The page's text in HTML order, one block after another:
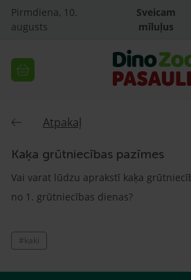
Pirmdiena, 10.
augusts
Sveicam
mīluļus
Atpakaļ
Kaķa grūtniecības pazīmes
Vai varat lūdzu aprakstī kaķa
no 1. grūtniecības dienas?
#kaki